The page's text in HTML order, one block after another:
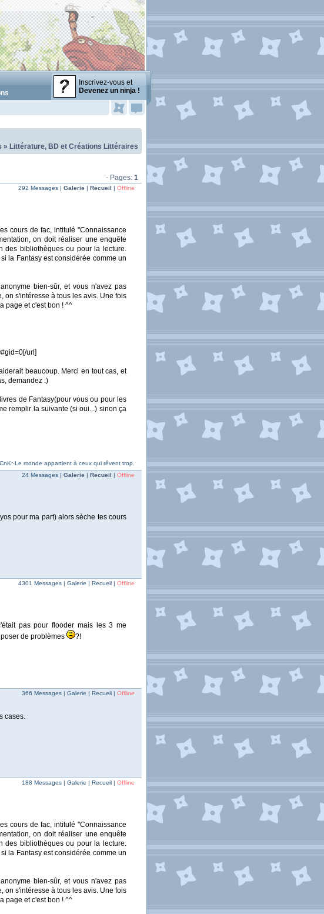
Inscrivez-vous et
Devenez un ninja !
» Littérature, BD et Créations Littéraires
- Pages: 1
292 Messages | Galerie | Recueil | Offline
cours de fac, intitulé "Connaissance
on doit réaliser une enquête
des bibliothèques ou pour la lecture.
la Fantasy est considérée comme un
bien-sûr, et vous n'avez pas
on s'intéresse à tous les avis. Une fois
page et c'est bon ! ^^
url]
beaucoup. Merci en tout cas, et
demandez :)
de Fantasy(pour vous ou pour les
remplir la suivante (si oui...) sinon ça
monde appartient à ceux qui rêvent trop.
24 Messages | Galerie | Recueil | Offline
pour ma part) alors sèche tes cours
4301 Messages | Galerie | Recueil | Offline
pas pour flooder mais les 3 me
de problèmes
?!
366 Messages | Galerie | Recueil | Offline
cases.
188 Messages | Galerie | Recueil | Offline
cours de fac, intitulé "Connaissance
on doit réaliser une enquête
des bibliothèques ou pour la lecture.
la Fantasy est considérée comme un
bien-sûr, et vous n'avez pas
on s'intéresse à tous les avis. Une fois
page et c'est bon ! ^^